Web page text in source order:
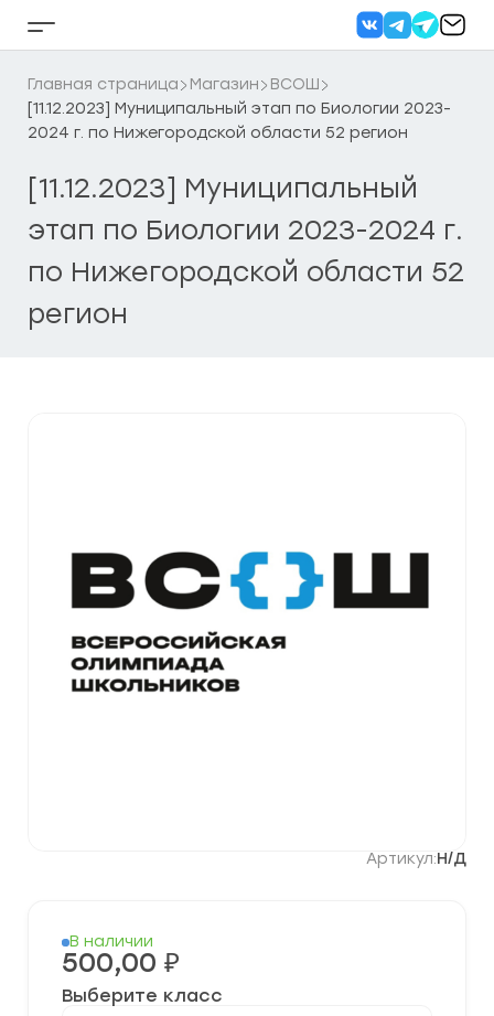
Кнопка
бокового
меню
Главная страница Магазин
ВСОШ
[11.12.2023] Муниципальный этап по Биологии 2023-
2024 г. по Нижегородской области 52 регион
[11.12.2023] Муниципальный
этап по Биологии 2023-2024 г.
по Нижегородской области 52
регион
Артикул:Н/Д
В наличии
500,00 ₽
Выберите класс